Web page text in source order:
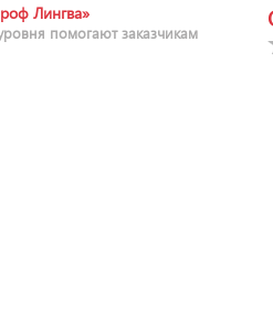
Лингва»
помогают заказчикам